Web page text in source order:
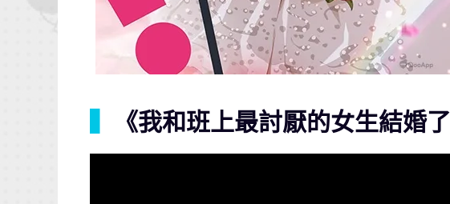
《我和班上最討厭的女生結婚